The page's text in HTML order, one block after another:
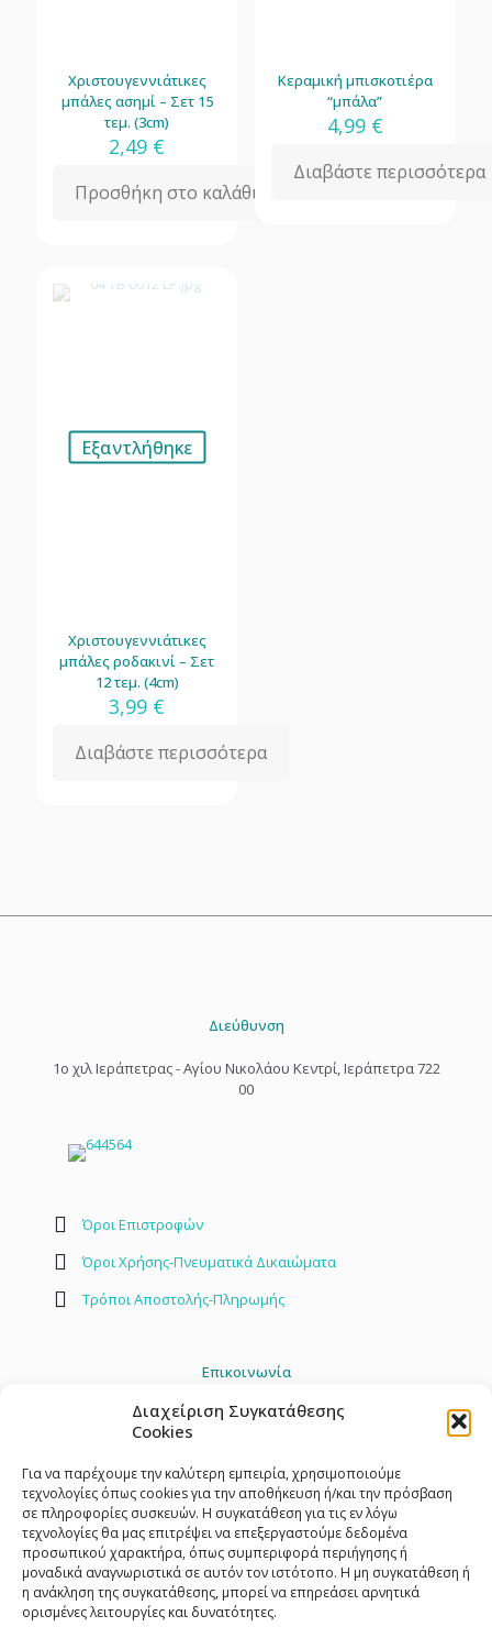
Διαχείριση Συγκατάθεσης
Cookies
Για να παρέχουμε την καλύτερη εμπειρία, χρησιμοποιούμε
τεχνολογίες όπως cookies για την αποθήκευση ή/και την πρόσβαση
σε πληροφορίες συσκευών. Η συγκατάθεση για τις εν λόγω
τεχνολογίες θα μας επιτρέψει να επεξεργαστούμε δεδομένα
προσωπικού χαρακτήρα, όπως συμπεριφορά περιήγησης ή
μοναδικά αναγνωριστικά σε αυτόν τον ιστότοπο. Η μη συγκατάθεση ή
η ανάκληση της συγκατάθεσης, μπορεί να επηρεάσει αρνητικά
ορισμένες λειτουργίες και δυνατότητες.
Χριστουγεννιάτικες
μπάλες ασημί – Σετ 15
τεμ. (3cm)
2,49 €
Προσθήκη στο καλάθι
Κεραμική μπισκοτιέρα
“μπάλα”
4,99 €
Διαβάστε περισσότερα
Εξαντλήθηκε
Χριστουγεννιάτικες
μπάλες ροδακινί – Σετ
12 τεμ. (4cm)
3,99 €
Διαβάστε περισσότερα
Διεύθυνση
1o χιλ Ιεράπετρας - Αγίου Νικολάου Κεντρί, Ιεράπετρα 722
00
Όροι Επιστροφών
Όροι Χρήσης-Πνευματικά Δικαιώματα
Τρόποι Αποστολής-Πληρωμής
Επικοινωνία
2842 408030